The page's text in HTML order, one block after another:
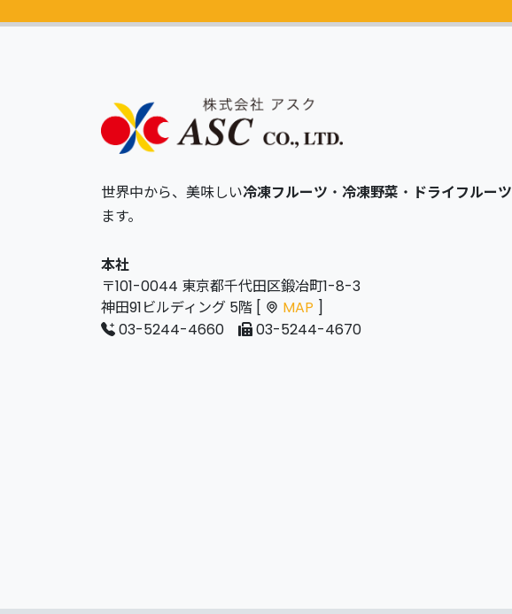
世界中から、美味しい冷凍フルーツ ・ 冷凍野菜 ・ ドライフルーツ
ます。
本社
〒101-0044 東京都千代田区鍛冶町1-8-3
神田91ビルディング 5階 [
MAP ]
03-5244-4660
03-5244-4670